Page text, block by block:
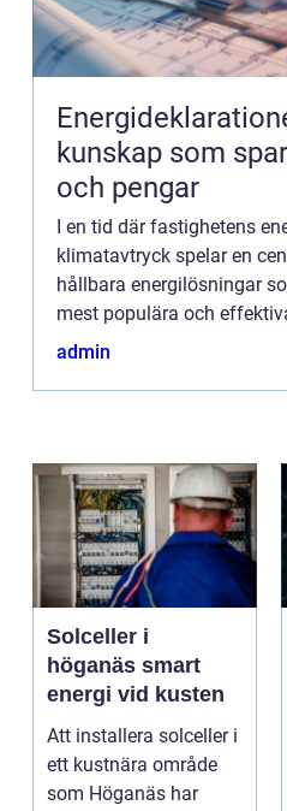
kunskap som
och pengar
I en tid där fastighetens
klimatavtryck spelar en
hållbara energilösningar
mest populära och
värmepumpar för...
admin
Solceller i
höganäs smart
energi vid kusten
Att installera solceller i
ett kustnära område
som Höganäs har